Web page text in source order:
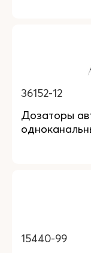
36152-12
Дозаторы
15440-99